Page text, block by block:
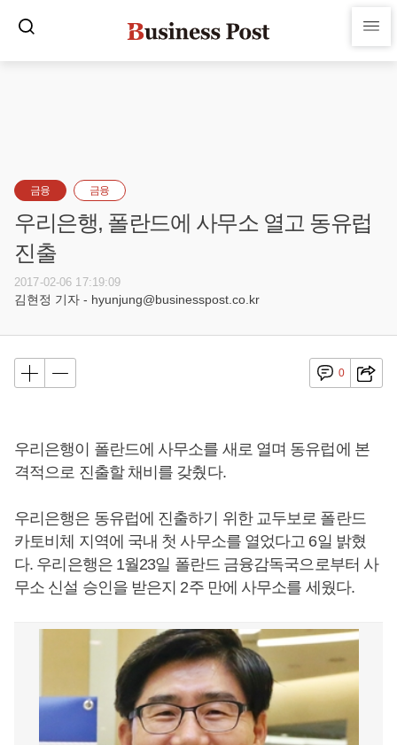
금융 금융
우리은행, 폴란드에 사무소 열고 동유럽
진출
2017-02-06 17:19:09
김현정 기자 - hyunjung@businesspost.co.kr
0
우리은행이 폴란드에 사무소를 새로 열며 동유럽에 본
격적으로 진출할 채비를 갖췄다.
우리은행은 동유럽에 진출하기 위한 교두보로 폴란드
카토비체 지역에 국내 첫 사무소를 열었다고 6일 밝혔
다. 우리은행은 1월23일 폴란드 금융감독국으로부터 사
무소 신설 승인을 받은지 2주 만에 사무소를 세웠다.